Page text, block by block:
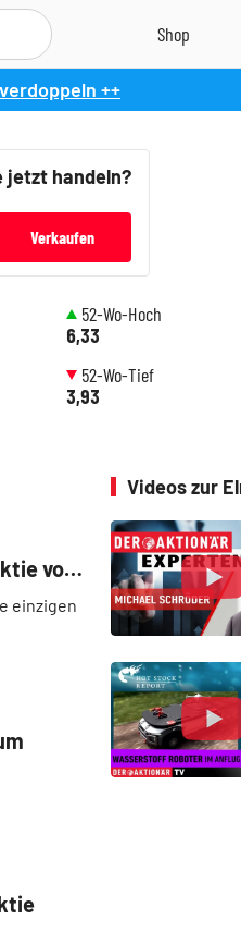
++
jetzt handeln?
Verkaufen
52-Wo-Hoch
6,33
52-Wo-Tief
3,93
vor
einzigen
Videos zur